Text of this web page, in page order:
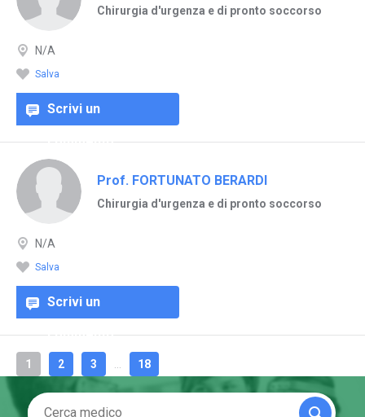
Chirurgia d'urgenza e di pronto soccorso
N/A
Salva
Scrivi un
commento
Prof. FORTUNATO BERARDI
Chirurgia d'urgenza e di pronto soccorso
N/A
Salva
Scrivi un
commento
1 2 3 18